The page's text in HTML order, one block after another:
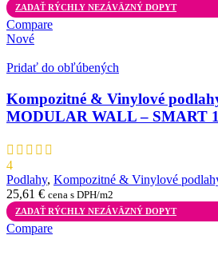
ZADAŤ RÝCHLY NEZÁVÄZNÝ DOPYT
Compare
Nové
Pridať do obľúbených
Kompozitné & Vinylové
MODULAR WALL – SMART
4
Podlahy, Kompozitné & Vinylové
25,61 € cena s DPH/m2
ZADAŤ RÝCHLY NEZÁVÄZNÝ DOPYT
Compare